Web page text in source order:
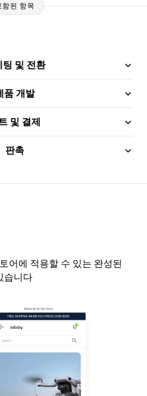
함된 항목
팅 및 전환
품 개발
및 결제
판촉
어에 적용할 수 있는 완성된
습니다